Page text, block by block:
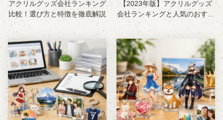
アクリルグッズ会社ランキング
比較！選び方と特徴を徹底解説
【2023年版】アクリルグッズ
会社ランキングと人気のおすす
め商品